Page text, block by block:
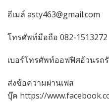
อีเมล์ asty463@gmail.com
โทรศัพท์มือถือ 082-1513272
เบอร์โทรศัพท์ออฟฟิศอ้วนรถ
ส่งข้อความผ่านเฟส
บุ๊ค https://